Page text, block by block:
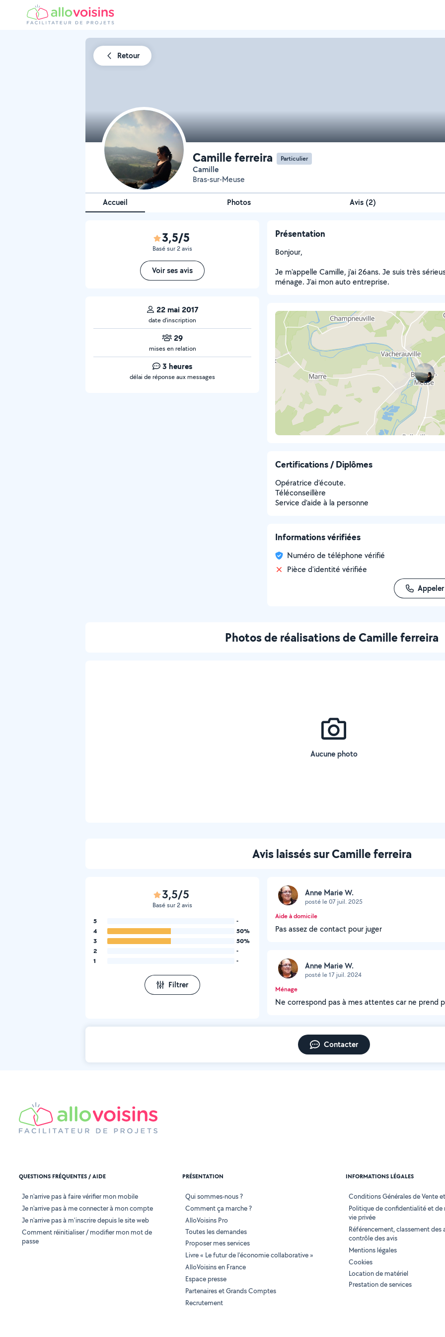
Retour
Camille ferreira Particulier
Camille
Bras-sur-Meuse
Accueil Photos Avis (2)
3,5/5
Basé sur 2 avis
Voir ses avis
22 mai 2017
date d’inscription
29
mises en relation
3 heures
délai de réponse aux messages
Présentation
Bonjour,
Je m'appelle Camille, j'ai 26ans. Je suis très
ménage. J'ai mon auto entreprise.
Certifications / Diplômes
Opératrice d’écoute.
Téléconseillère
Service d’aide à la personne
Informations vérifiées
Numéro de téléphone vérifié
Pièce d'identité vérifiée
Appeler
Photos de réalisations de Camille ferreira
Aucune photo
Avis laissés sur Camille ferreira
3,5/5
Basé sur 2 avis
5
-
4
50%
3
50%
2
-
1
-
Filtrer
Anne Marie W.
posté le 07 juil. 2025
Aide à domicile
Pas assez de contact pour juger
Anne Marie W.
posté le 17 juil. 2024
Ménage
Ne correspond pas à mes attentes car ne prend
Contacter
QUESTIONS FRÉQUENTES / AIDE
Je n'arrive pas à faire vérifier mon mobile
Je n'arrive pas à me connecter à mon compte
Je n'arrive pas à m'inscrire depuis le site web
Comment réinitialiser / modifier mon mot de
passe
PRÉSENTATION
Qui sommes-nous ?
Comment ça marche ?
AlloVoisins Pro
Toutes les demandes
Proposer mes services
Livre « Le futur de l'économie collaborative »
AlloVoisins en France
Espace presse
Partenaires et Grands Comptes
Recrutement
INFORMATIONS LÉGALES
Conditions Générales de Vente
Politique de confidentialité et de
vie privée
Référencement, classement des
contrôle des avis
Mentions légales
Cookies
Location de matériel
Prestation de services